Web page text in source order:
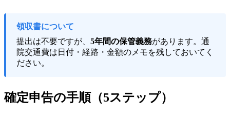
領収書について
提出は不要ですが、 5年間の保管義務があります。通
院交通費は日付・経路・金額のメモを残しておいてく
ださい。
確定申告の手順（5ステップ）